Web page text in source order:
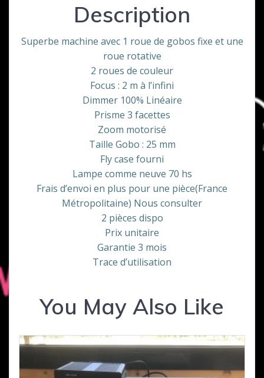
Description
Superbe machine avec 1 roue de gobos fixe et une
roue rotative
2 roues de couleur
Focus : 2 m à l’infini
Dimmer 100% Linéaire
Prisme 3 facettes
Zoom motorisé
Taille Gobo : 25 mm
Fly case fourni
Lampe comme neuve 70 hs
Frais d’envoi en plus pour une pièce(France
Métropolitaine) Nous consulter
2 pièces dispo
Prix unitaire
Garantie 3 mois
Trace d’utilisation
You May Also Like